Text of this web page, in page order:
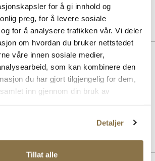
for å gi innhold og
preg, for å levere sosiale
for å analysere trafikken vår. Vi deler
om hvordan du bruker nettstedet
våre innen sosiale medier,
som kan kombinere den
du har gjort tilgjengelig for dem,
inn gjennom din bruk av
Detaljer
Tillat alle
Hjemlevering 3-7 dager
Gratis retur i butikk
og junior har en luftig tekstiloverdel,
design og god pusteevne.